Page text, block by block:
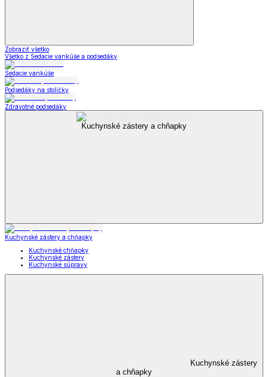
Zobraziť všetko
Všetko z Sedacie vankúše a podsedáky
Sedacie vankúše
Podsedáky na stoličky
Zdravotné podsedáky
Kuchynské zástery a chňapky
Kuchynské zástery a chňapky
Kuchynské chňapky
Kuchynské zástery
Kuchynské súpravy
Kuchynské zástery
a chňapky